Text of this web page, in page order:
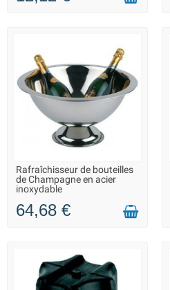
LIVRAISON 2 À 3 JOURS
Rafraîchisseur de bouteilles
de Champagne en acier
inoxydable
64,68 €